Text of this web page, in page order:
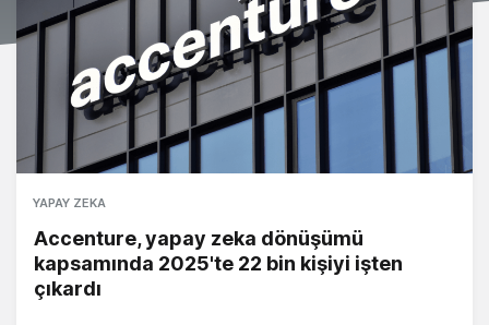
YAPAY ZEKA
Accenture, yapay zeka dönüşümü
kapsamında 2025'te 22 bin kişiyi işten
çıkardı